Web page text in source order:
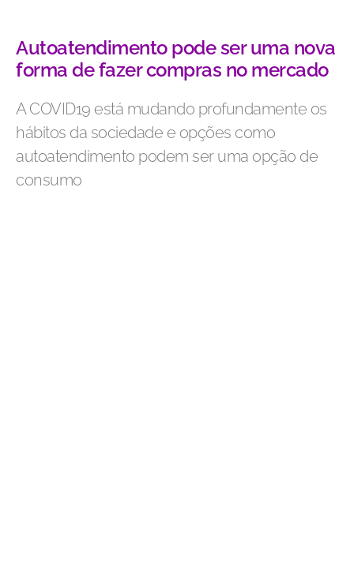
Autoatendimento pode ser uma nova
forma de fazer compras no mercado
A COVID19 está mudando profundamente os
hábitos da sociedade e opções como
autoatendimento podem ser uma opção de
consumo